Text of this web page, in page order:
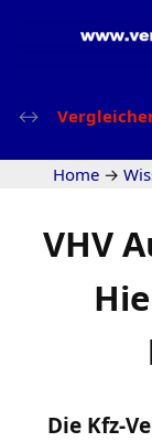
Home →
VHV
Die Kfz-